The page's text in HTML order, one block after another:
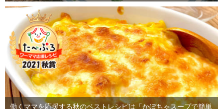
働くママを応援する秋のベストレシピは「かぼちゃスープで簡単